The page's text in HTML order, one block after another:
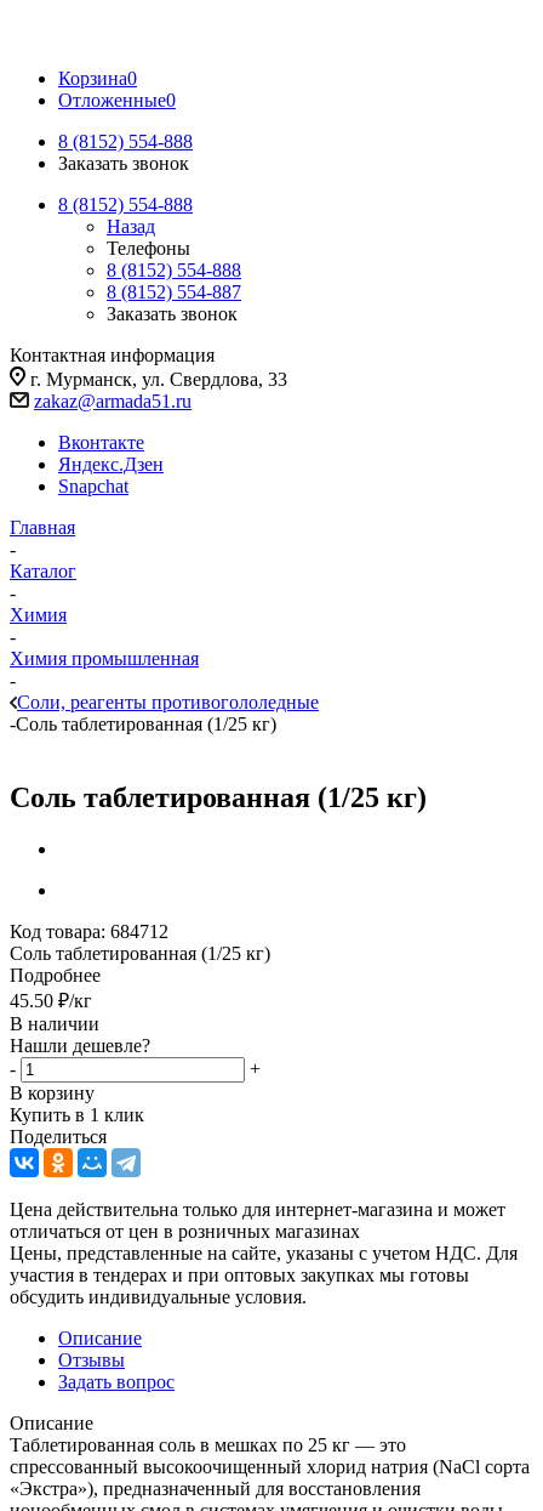
Корзина0
Отложенные0
8 (8152) 554-888
Заказать звонок
8 (8152) 554-888
Назад
Телефоны
8 (8152) 554-888
8 (8152) 554-887
Заказать звонок
Контактная информация
г. Мурманск, ул. Свердлова, 33
zakaz@armada51.ru
Вконтакте
Яндекс.Дзен
Snapchat
Главная
-
Каталог
-
Химия
-
Химия промышленная
-
Соли, реагенты противогололедные
-Соль таблетированная (1/25 кг)
Соль таблетированная (1/25 кг)
Код товара: 684712
Соль таблетированная (1/25 кг)
Подробнее
45.50 ₽/кг
В наличии
Нашли дешевле?
-
+
В корзину
Купить в 1 клик
Поделиться
Цена действительна только для интернет-магазина и может
отличаться от цен в розничных магазинах
Цены, представленные на сайте, указаны с учетом НДС. Для
участия в тендерах и при оптовых закупках мы готовы
обсудить индивидуальные условия.
Описание
Отзывы
Задать вопрос
Описание
Таблетированная соль в мешках по 25 кг — это
спрессованный высокоочищенный хлорид натрия (NaCl сорта
«Экстра»), предназначенный для восстановления